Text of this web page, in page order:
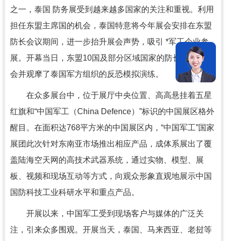
之一，泰国 防务展受到越来越多国家的关注和重视。利用
担任东盟主席国的机会，泰国特意将今年展会安排在东盟
防长会议期间，进一步抬升展会声势，吸引 *军工企业参
展。开幕当日，东盟10国及部分区域国家的防长参观了展
会并观摩了泰国军方组织的反恐模拟演练。
在众多展台中，位于展厅中央位置、高高悬挂着五星
红旗和“中国军工（China Defence）”标识的中国展区格外
醒目。在面积达768平方米的中国展区内，“中国军工”国家
展团此次针对东南亚市场推出相应产品，成体系展出了覆
盖陆海空天网的高技术武器系统，通过实物、模型、展
板、视频和现场互动等方式，向观众形象直观地展示中国
国防科技工业科研水平和重点产品。
开展以来，中国军工受到现场客户与媒体的广泛关
注，引来众多围观。开展当天，泰国、马来西亚、老挝等